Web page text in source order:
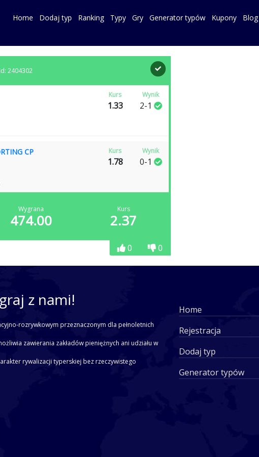
Home Dodaj typ Ranking Typy Gry Generator typów Kupony Blog
2404302
Kurs
1.33
Wynik
2-1
CP Kurs
1.78
Wynik
0-1
Wygrana
474.00
Kurs
2.37
0 0
z nami!
rozrywkowym przeznaczonym dla pełnoletnich
zawierania zakładów pieniężnych ani udziału w
rywalizacji typerskiej bez rzeczywistego
Home
Rejestracja
Dodaj typ
Generator typów